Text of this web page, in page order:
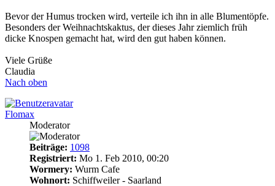
Bevor der Humus trocken wird, verteile ich ihn in alle Blumentöpfe.
Besonders der Weihnachtskaktus, der dieses Jahr ziemlich früh
dicke Knospen gemacht hat, wird den gut haben können.
Viele Grüße
Claudia
Nach oben
Flomax
Moderator
Beiträge: 1098
Registriert: Mo 1. Feb 2010, 00:20
Wormery: Wurm Cafe
Wohnort: Schiffweiler - Saarland